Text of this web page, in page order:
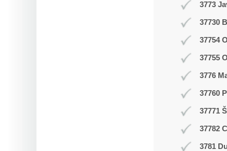
3773
37730
37754
37755
3776
37760
37771
37782
3781